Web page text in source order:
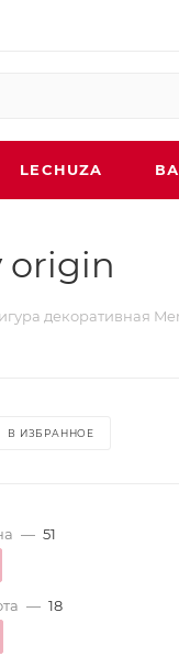
LECHUZA
origin
декоративная
В ИЗБРАННОЕ
— 51
— 18